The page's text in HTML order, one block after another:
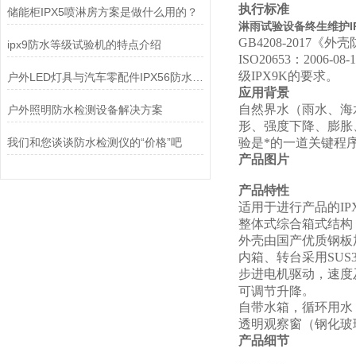
储能柜IPX5喷淋房方案是做什么用的？
ipx9防水等级试验机的特点介绍
户外照明防水检测设备解决方案
我们和您谈谈防水检测仪的“价格”吧
执行标准
淋雨试验设备终生维护
GB4208-2017 《外
ISO20653：2006-
级IPX9K的要求。
应用背景
自然界水（雨水、
形、强度下降、膨
验是*的一道关键程
产品图片
产品特性
适用于进行产品的
整体式综合箱式结构
外壳由国产优质钢
内箱
转台采用
步进电机驱动 ，速
可调节升降。
自带水箱，循环用水
透明观察窗 （钢化
产品细节